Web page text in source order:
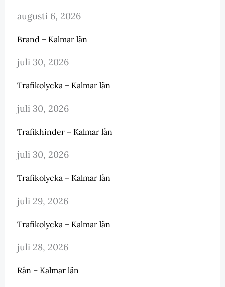
augusti 6, 2026
Brand – Kalmar län
juli 30, 2026
Trafikolycka – Kalmar län
juli 30, 2026
Trafikhinder – Kalmar län
juli 30, 2026
Trafikolycka – Kalmar län
juli 29, 2026
Trafikolycka – Kalmar län
juli 28, 2026
Rån – Kalmar län